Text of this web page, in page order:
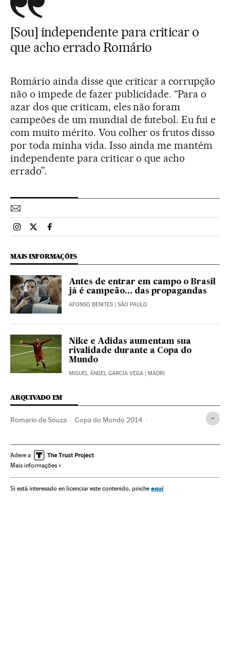
[Sou] independente para criticar o
que acho errado Romário
Romário ainda disse que criticar a corrupção
não o impede de fazer publicidade. “Para o
azar dos que criticam, eles não foram
campeões de um mundial de futebol. Eu fui e
com muito mérito. Vou colher os frutos disso
por toda minha vida. Isso ainda me mantém
independente para criticar o que acho
errado”.
Esportes El País Brasil en Instagram
Esportes El País Brasil en Twitter
Esportes El País Brasil en Facebook
MAIS INFORMAÇÕES
Antes de entrar em campo o Brasil
já é campeão... das propagandas
AFONSO BENITES | SÃO PAULO
Nike e Adidas aumentam sua
rivalidade durante a Copa do
Mundo
MIGUEL ÁNGEL GARCÍA VEGA | MADRI
ARQUIVADO EM
Romario de Souza Copa do Mundo 2014
Copa do Mundo Futebol Futebol
Competições
Comunicação Política
Adere a
Mais informações
Si está interesado en licenciar este contenido, pinche aquí